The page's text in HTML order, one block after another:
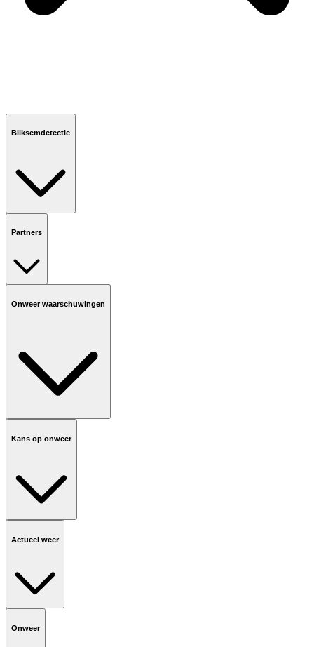
Bliksemdetectie
Partners
Onweer waarschuwingen
Kans op onweer
Actueel weer
Onweer